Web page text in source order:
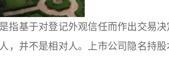
指基于对登记外观信任而作出交易
，并不是相对人。上市公司隐名持